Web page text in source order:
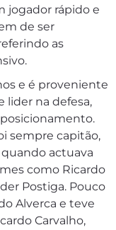
jogador rápido e
de ser
as
e é proveniente
lider na defesa,
sempre capitão,
actuava
como Ricardo
Postiga. Pouco
Alverca e teve
Carvalho,